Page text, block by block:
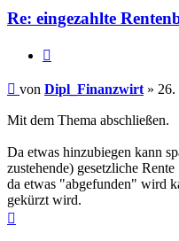
Re: eingezahlte
Beitrag
von Dipl_Finanzwirt » 26.
Mit dem Thema abschließen.
Da etwas hinzubiegen kann
zustehende) gesetzliche
da etwas "abgefunden" wird
gekürzt wird.